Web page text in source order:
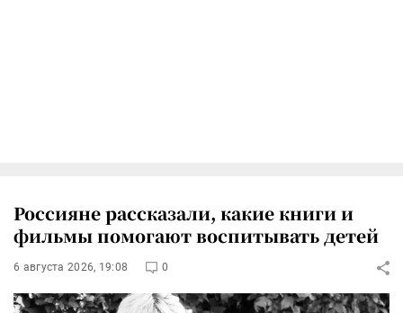
Россияне рассказали, какие книги и
фильмы помогают воспитывать детей
6 августа 2026, 19:08 0